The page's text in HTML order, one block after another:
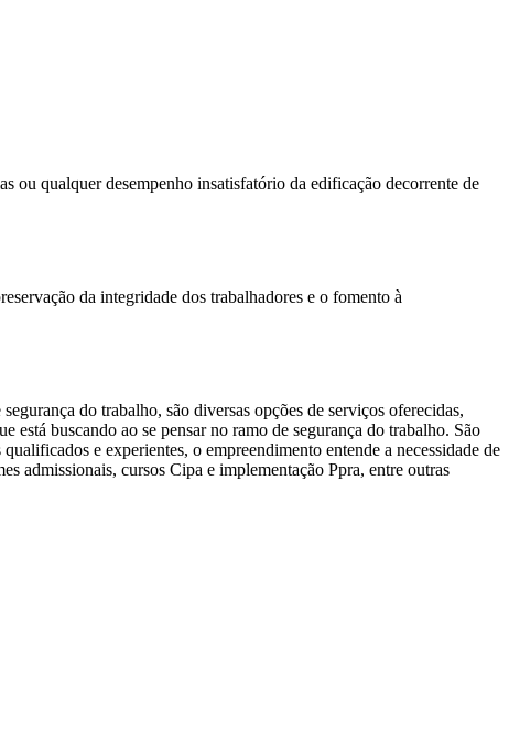
ou qualquer desempenho insatisfatório da edificação decorrente de
da integridade dos trabalhadores e o fomento à
do trabalho, são diversas opções de serviços oferecidas,
buscando ao se pensar no ramo de segurança do trabalho. São
e experientes, o empreendimento entende a necessidade de
admissionais, cursos Cipa e implementação Ppra, entre outras